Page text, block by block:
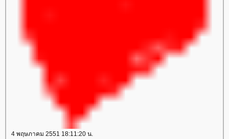
4 พฤษภาคม 2551 18:11:20 น.